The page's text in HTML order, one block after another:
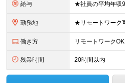
給与
勤務地
働き方 リモートワークOK
残業時間 20時間以内